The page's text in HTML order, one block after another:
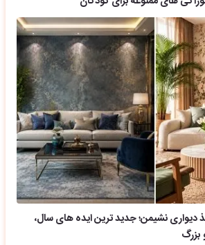
دیواری نشیمن؛ جدید ترین ایده های سال،